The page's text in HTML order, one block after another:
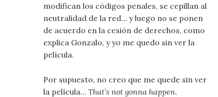
modifican los códigos penales, se cepillan al
neutralidad de la red… y luego no se ponen
de acuerdo en la cesión de derechos, como
explica Gonzalo, y yo me quedo sin ver la
película.
Por supuesto, no creo que me quede sin ver
la película…That’s not gonna happen.